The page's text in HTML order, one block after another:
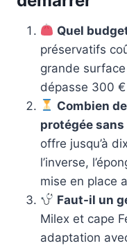
Quel
préservatifs
grande surface
dépasse 300 €
Combien
protégée sans
offre jusqu’à
l’inverse,
mise en place
Faut-il un
Milex et cape
adaptation